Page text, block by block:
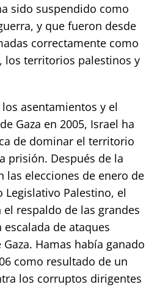
sido suspendido como
y que fueron desde
correctamente como
los territorios palestinos y
asentamientos y el
Gaza en 2005, Israel ha
de dominar el territorio
prisión. Después de la
las elecciones de enero de
Legislativo Palestino, el
respaldo de las grandes
de ataques
Hamas había ganado
como resultado de un
los corruptos dirigentes